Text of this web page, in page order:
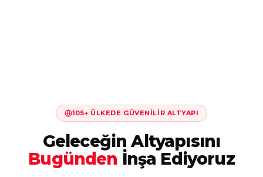
105+ ÜLKEDE GÜVENILIR ALTYAPI
Geleceğin Altyapısını
Bugünden İnşa Ediyoruz